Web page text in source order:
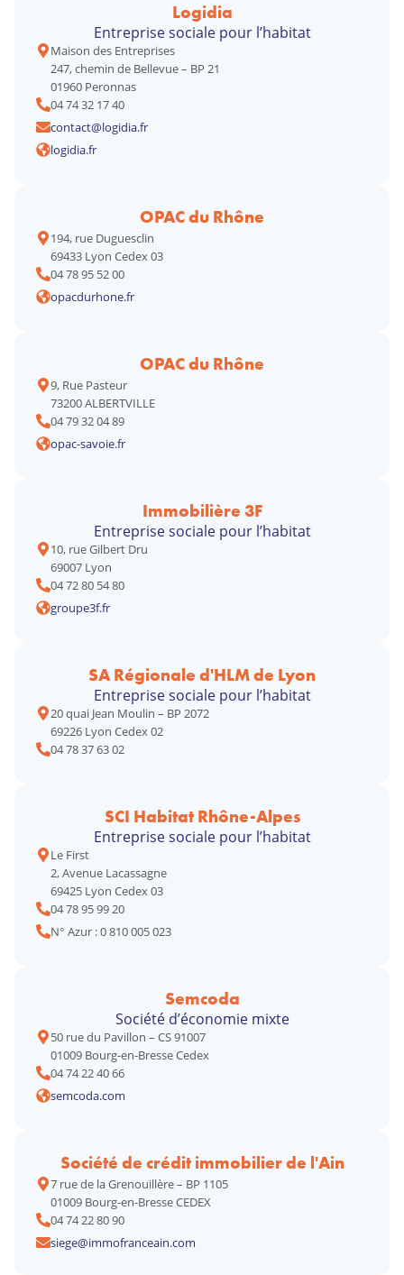
Logidia
Entreprise sociale pour l’habitat
Maison des Entreprises
247, chemin de Bellevue – BP 21
01960 Peronnas
04 74 32 17 40
contact@logidia.fr
logidia.fr
OPAC du Rhône
194, rue Duguesclin
69433 Lyon Cedex 03
04 78 95 52 00
opacdurhone.fr
OPAC du Rhône
9, Rue Pasteur
73200 ALBERTVILLE
04 79 32 04 89
opac-savoie.fr
Immobilière 3F
Entreprise sociale pour l’habitat
10, rue Gilbert Dru
69007 Lyon
04 72 80 54 80
groupe3f.fr
SA Régionale d'HLM de Lyon
Entreprise sociale pour l’habitat
20 quai Jean Moulin – BP 2072
69226 Lyon Cedex 02
04 78 37 63 02
SCI Habitat Rhône-Alpes
Entreprise sociale pour l’habitat
Le First
2, Avenue Lacassagne
69425 Lyon Cedex 03
04 78 95 99 20
N° Azur : 0 810 005 023
Semcoda
Société d’économie mixte
50 rue du Pavillon – CS 91007
01009 Bourg-en-Bresse Cedex
04 74 22 40 66
semcoda.com
Société de crédit immobilier de l'Ain
7 rue de la Grenouillère – BP 1105
01009 Bourg-en-Bresse CEDEX
04 74 22 80 90
siege@immofranceain.com